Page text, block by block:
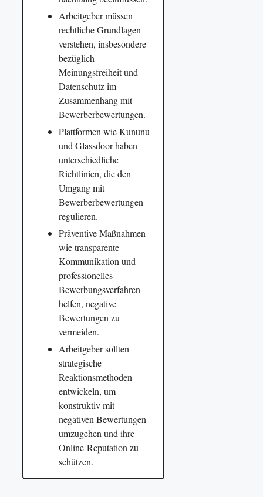
Arbeitgeber müssen
rechtliche Grundlagen
verstehen, insbesondere
bezüglich
Meinungsfreiheit und
Datenschutz im
Zusammenhang mit
Bewerberbewertungen.
Plattformen wie Kununu
und Glassdoor haben
unterschiedliche
Richtlinien, die den
Umgang mit
Bewerberbewertungen
regulieren.
Präventive Maßnahmen
wie transparente
Kommunikation und
professionelles
Bewerbungsverfahren
helfen, negative
Bewertungen zu
vermeiden.
Arbeitgeber sollten
strategische
Reaktionsmethoden
entwickeln, um
konstruktiv mit
negativen Bewertungen
umzugehen und ihre
Online-Reputation zu
schützen.